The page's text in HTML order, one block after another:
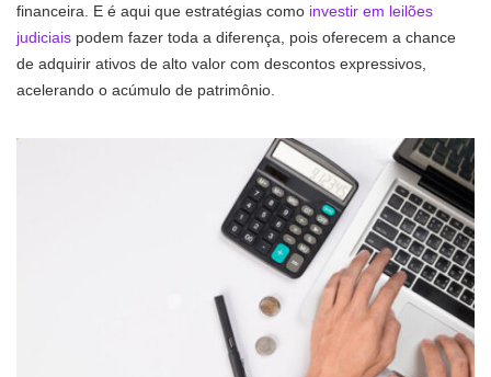
financeira. E é aqui que estratégias como investir em leilões
judiciais podem fazer toda a diferença, pois oferecem a chance
de adquirir ativos de alto valor com descontos expressivos,
acelerando o acúmulo de patrimônio.